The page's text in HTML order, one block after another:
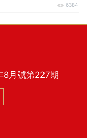
6384
8月號第227期